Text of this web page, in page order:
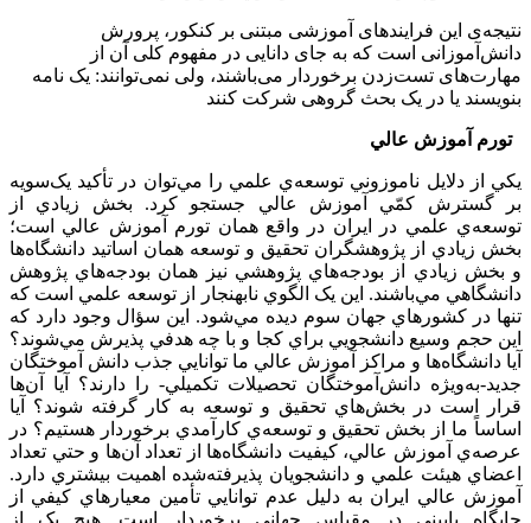
نتیجه‌ی این فرایندهای آموزشی مبتنی بر کنکور، پرورش
دانش‌آموزانی است که به جای دانایی در مفهوم کلی آن از
مهارت‌های تست‌زدن برخوردار می‌باشند، ولی نمی‌توانند: یک نامه
بنویسند یا در یک بحث گروهی شرکت کنند
تورم آموزش عالي
يکي از دلايل ناموزوني توسعه‌ي علمي را مي‌توان در تأکيد يک‌سويه
بر گسترش کمّي آموزش عالي جستجو کرد. بخش زيادي از
توسعه‌ي علمي در ايران در واقع همان تورم آموزش عالي است؛
بخش زيادي از پژوهشگران تحقيق و توسعه همان اساتيد دانشگاه‌ها
و بخش زيادي از بودجه‌هاي پژوهشي نيز همان بودجه‌هاي پژوهش
دانشگاهي مي‌باشند. اين يک الگوي نابهنجار از توسعه علمي است که
تنها در کشورهاي جهان سوم ديده مي‌شود. اين سؤال وجود دارد که
اين حجم وسيع دانشجويي براي کجا و با چه هدفي پذيرش مي‌شوند؟
آيا دانشگاه‌ها و مراکز آموزش عالي ما توانايي جذب دانش آموختگان
جديد-به‌ويژه دانش‌آموختگان تحصيلات تکميلي- را دارند؟ آيا آن‌ها
قرار است در بخش‌هاي تحقيق و توسعه به کار گرفته شوند؟ آيا
اساساً ما از بخش تحقيق و توسعه‌ي کارآمدي برخوردار هستيم؟ در
عرصه‌ي آموزش عالي، کيفيت دانشگاه‌ها از تعداد آن‌ها و حتي تعداد
اعضاي هيئت علمي و دانشجويان پذيرفته‌شده اهميت بيشتري دارد.
آموزش عالي ايران به دليل عدم توانايي تأمين معيارهاي کيفي از
جايگاه پاييني در مقياس جهاني برخوردار است. هيچ يک از